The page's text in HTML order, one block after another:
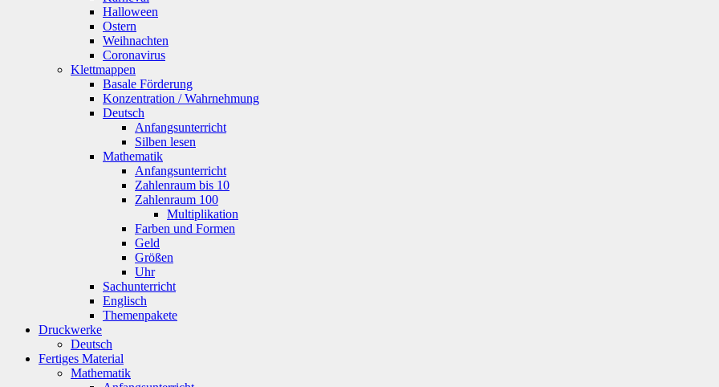
Halloween
Ostern
Weihnachten
Coronavirus
Klettmappen
Basale Förderung
Konzentration / Wahrnehmung
Deutsch
Anfangsunterricht
Silben lesen
Mathematik
Anfangsunterricht
Zahlenraum bis 10
Zahlenraum 100
Multiplikation
Farben und Formen
Geld
Größen
Uhr
Sachunterricht
Englisch
Themenpakete
Druckwerke
Deutsch
Fertiges Material
Mathematik